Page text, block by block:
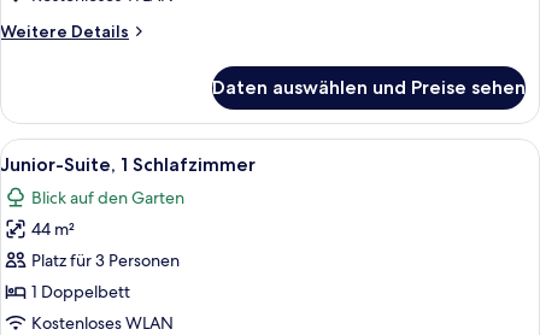
Weitere Details
Weitere
Einzelzimmer,
1 Einzelbett
Daten auswählen und Preise sehen
Alle
Fotos
für
Junior-
Suite,
1
Schlafzimmer
Ein Hotelzimmer mit einem
23
Junior-Suite, 1 Schlafzimmer
Blick auf den Garten
44 m²
Platz für 3 Personen
1 Doppelbett
Kostenloses WLAN